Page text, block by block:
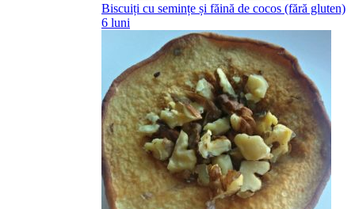
Biscuiți cu semințe și făină de cocos (fără gluten)
6 luni